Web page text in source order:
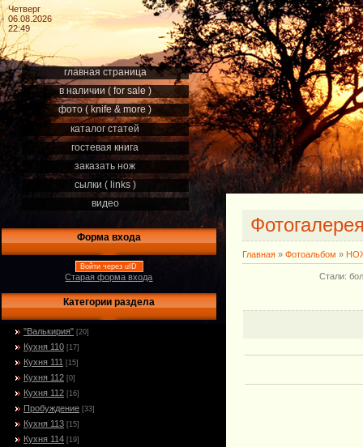
Четверг
06.08.2026
22:49
главная страница
в наличии ( for sale )
фото ( knife & more )
каталог статей
гостевая книга
заказать нож
сылки ( links )
видео
Форма входа
Войти через uID
Старая форма входа
Категории раздела
"Валькирия" [20]
Кухня 110 [17]
Кухня 111 [15]
Кухня 112 [0]
Кухня 112 [16]
Пробуждение [33]
Кухня 113 [15]
Кухня 114 [19]
Главная » Фотоальбом »
Стали: